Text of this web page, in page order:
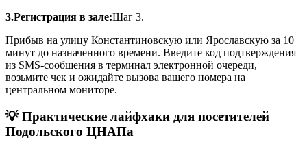
3.Регистрация в зале:Шаг 3.
Прибыв на улицу Константиновскую или Ярославскую за 10
минут до назначенного времени. Введите код подтверждения
из SMS-сообщения в терминал электронной очереди,
возьмите чек и ожидайте вызова вашего номера на
центральном мониторе.
💡 Практические лайфхаки для посетителей
Подольского ЦНАПа